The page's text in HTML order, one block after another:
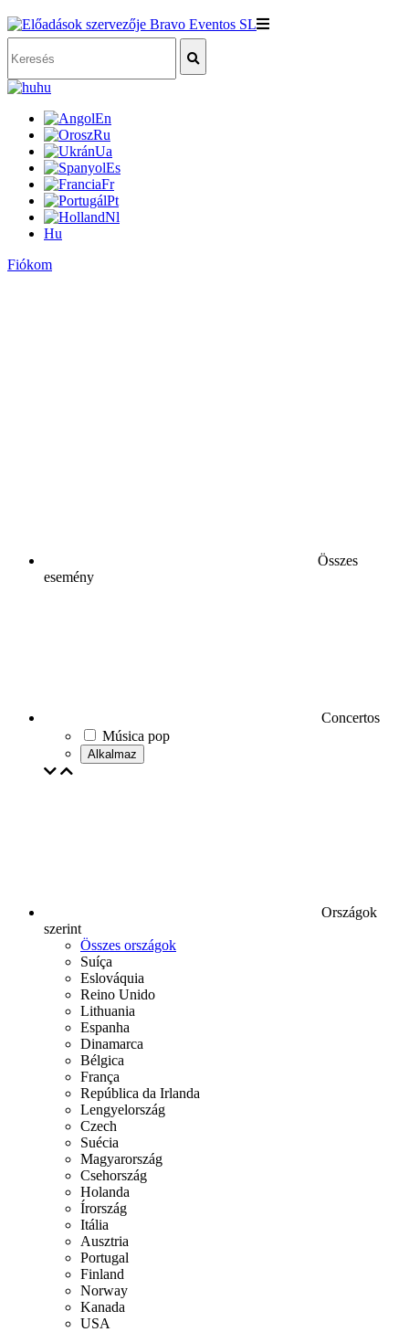
hu
En
Ru
Ua
Es
Fr
Pt
Nl
Hu
Fiókom
Összes
esemény
Concertos
Música pop
Alkalmaz
Országok
szerint
Összes országok
Suíça
Eslováquia
Reino Unido
Lithuania
Espanha
Dinamarca
Bélgica
França
República da Irlanda
Lengyelország
Czech
Suécia
Magyarország
Csehország
Holanda
Írország
Itália
Ausztria
Portugal
Finland
Norway
Kanada
USA